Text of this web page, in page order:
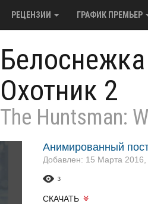
РЕЦЕНЗИИ ГРАФИК ПРЕМЬЕР
Охотник 2
The Huntsman:
Анимированный
Добавлен: 15 Марта 2016,
3
СКАЧАТЬ